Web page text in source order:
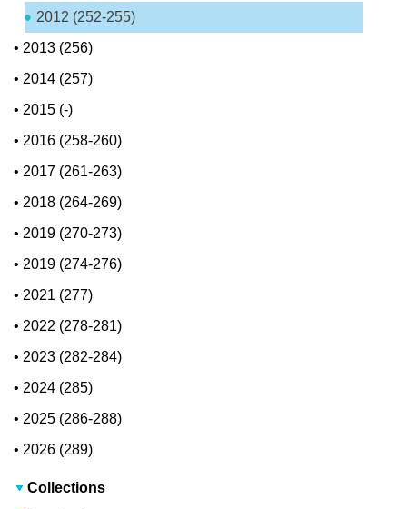
2012 (252-255)
• 2013 (256)
• 2014 (257)
• 2015 (-)
• 2016 (258-260)
• 2017 (261-263)
• 2018 (264-269)
• 2019 (270-273)
• 2019 (274-276)
• 2021 (277)
• 2022 (278-281)
• 2023 (282-284)
• 2024 (285)
• 2025 (286-288)
• 2026 (289)
Collections